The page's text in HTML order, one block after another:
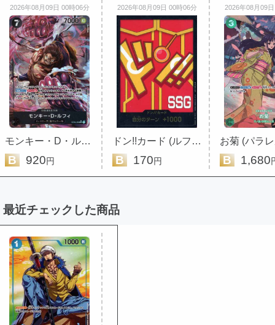
2026年08月09日 00時06分
モンキー・D・ルフィ (パラレル)
B 920円
2026年08月09日 00時06分
ドン!!カード (ルフィ/エッグヘッ...
B 170円
2026年08月09
お菊 (パラ
B 1,680
最近チェックした商品